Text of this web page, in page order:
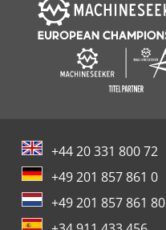
+44 20 331 800 72
+49 201 857 861 0
+49 201 857 861 80